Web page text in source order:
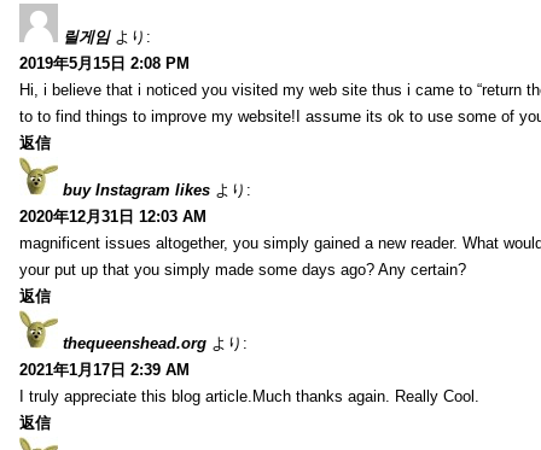
릴게임 より:
2019年5月15日 2:08 PM
Hi, i believe that i noticed you visited my web site thus i came to “return
to to find things to improve my website!I assume its ok to use some of
返信
buy Instagram likes より:
2020年12月31日 12:03 AM
magnificent issues altogether, you simply gained a new reader. What
your put up that you simply made some days ago? Any certain?
返信
thequeenshead.org より:
2021年1月17日 2:39 AM
I truly appreciate this blog article.Much thanks again. Really Cool.
返信